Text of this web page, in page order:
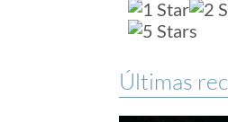
Últimas